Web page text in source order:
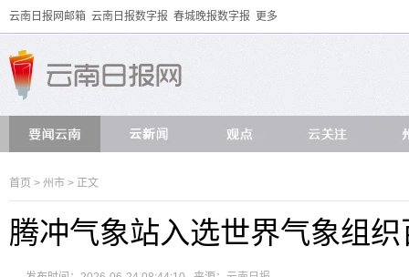
云南日报网邮箱 云南日报数字报 春城晚报数字报 更多
首页 > 州市 > 正文
腾冲气象站入选世界气象组